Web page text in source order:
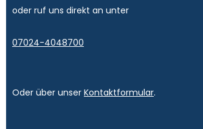
oder ruf uns direkt an unter
07024-4048700
Oder über unser Kontaktformular.